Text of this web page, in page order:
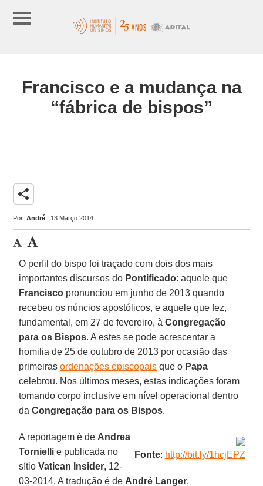
Francisco e a mudança na
“fábrica de bispos”
share
Por:André | 13 Março 2014
O perfil do bispo foi traçado com dois dos mais
importantes discursos do Pontificado: aquele que
Francisco pronunciou em junho de 2013 quando
recebeu os núncios apostólicos, e aquele que fez,
fundamental, em 27 de fevereiro, àCongregação
para os Bispos. A estes se pode acrescentar a
homilia de 25 de outubro de 2013 por ocasião das
primeirasordenações episcopais que o Papa
celebrou. Nos últimos meses, estas indicações foram
tomando corpo inclusive em nível operacional dentro
daCongregação para os Bispos.
Fonte: http://bit.ly/1hcjEPZ
A reportagem é de Andrea
Tornielli e publicada no
sítioVatican Insider, 12-
03-2014. A tradução é de André Langer.